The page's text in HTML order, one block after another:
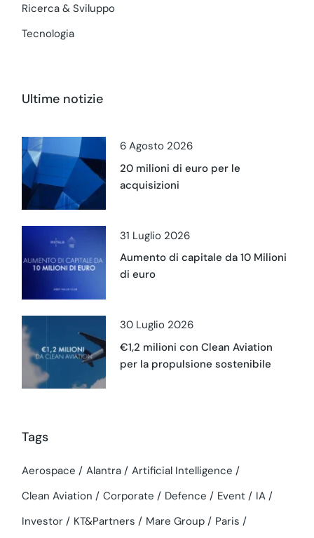
Ricerca & Sviluppo
Tecnologia
Ultime notizie
6 Agosto 2026
20 milioni di euro per le
acquisizioni
31 Luglio 2026
Aumento di capitale da 10 Milioni
di euro
30 Luglio 2026
€1,2 milioni con Clean Aviation
per la propulsione sostenibile
Tags
Aerospace Alantra
Artificial Intelligence
Clean Aviation
Corporate Defence Event
IA
Investor
KT&Partners Mare Group
Paris